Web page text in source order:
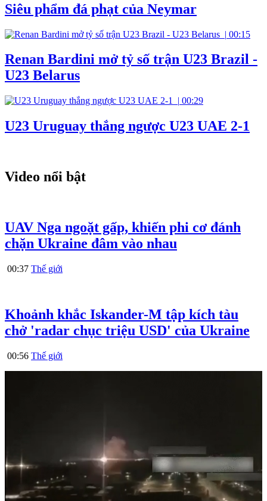
Siêu phẩm đá phạt của Neymar
| 00:15
Renan Bardini mở tỷ số trận U23 Brazil -
U23 Belarus
| 00:29
U23 Uruguay thắng ngược U23 UAE 2-1
Video nổi bật
UAV Nga ngoặt gấp, khiến phi cơ đánh
chặn Ukraine đâm vào nhau
00:37 Thế giới
Khoảnh khắc Iskander-M tập kích tàu
chở 'radar chục triệu USD' của Ukraine
00:56 Thế giới